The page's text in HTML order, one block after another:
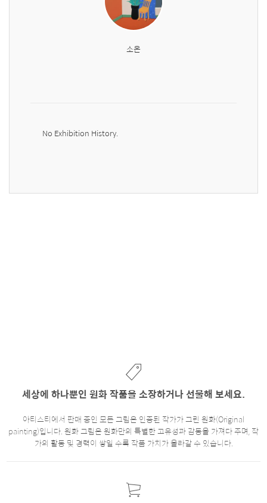
소온
No Exhibition History.
세상에 하나뿐인 원화 작품을 소장하거나 선물해 보세요.
아티스티에서 판매 중인 모든 그림은 인증된 작가가 그린 원화(Original
painting)입니다. 원화 그림은 원화만의 특별한 고유성과 감동을 가져다 주며, 작
가의 활동 및 경력이 쌓일 수록 작품 가치가 올라갈 수 있습니다.